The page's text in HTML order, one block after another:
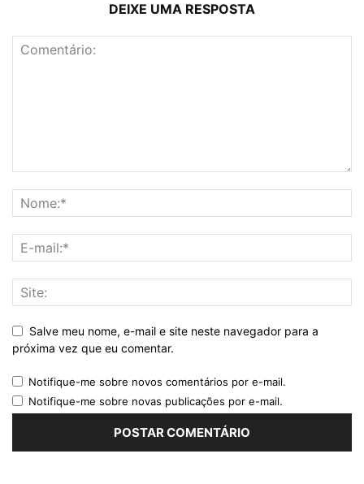
DEIXE UMA RESPOSTA
Salve meu nome, e-mail e site neste navegador para a
próxima vez que eu comentar.
Notifique-me sobre novos comentários por e-mail.
Notifique-me sobre novas publicações por e-mail.